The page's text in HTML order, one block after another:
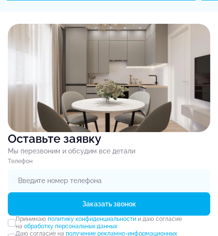
Оставьте заявку
Мы перезвоним и обсудим все детали
Tелефон
Заказать звонок
Принимаю политику конфиденциальностии даю согласие
на обработку персональных данных
Даю согласие на получение рекламно-информационных